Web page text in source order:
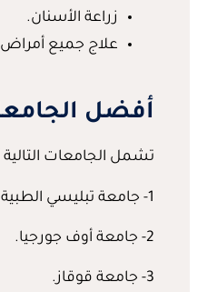
زراعة الأسنان.
علاج جميع أمراض
أفضل
تشمل الجامعات
1- جامعة تبليسي الطبية.
2- جامعة أوف جورجيا.
3- جامعة قوقاز.